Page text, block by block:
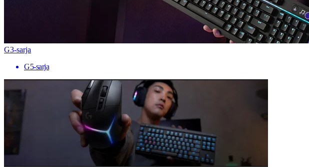
G3-sarja
G5-sarja